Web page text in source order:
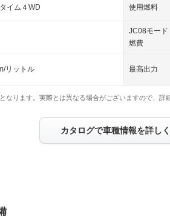
イム４WD 使用燃料
JC08モード
燃費
リットル 最高出力
なります。実際とは異なる場合がございますので、詳
カタログで車種情報を詳し